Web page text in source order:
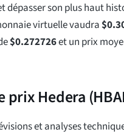
dépasser son plus haut
virtuelle vaudra$
$0.272726et un prix
prix Hedera
et analyses